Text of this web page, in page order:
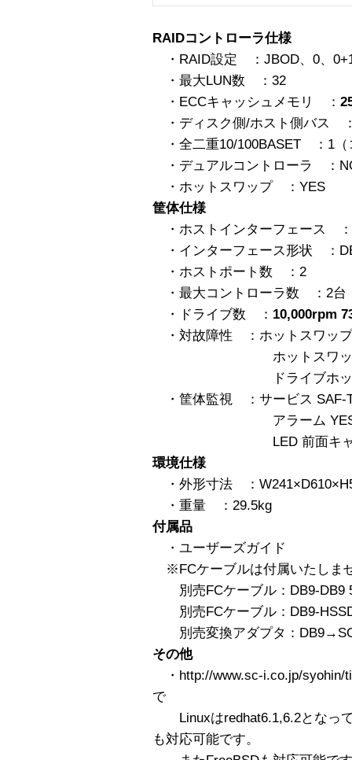
RAIDコントローラ仕様
・RAID設定 ：JBOD、0、
・最大LUN数 ：32
・ECCキャッシュメモリ ：
・ディスク側/ホスト側バス
・全二重10/100BASET ：1（
・デュアルコントローラ ：
・ホットスワップ ：YES
筐体仕様
・ホストインターフェース
・インターフェース形状 ：
・ホストポート数 ：2
・最大コントローラ数 ：2台
・ドライブ数 ： 10,000rpm
・対故障性 ：ホットスワッ
ホットスワップフ
ドライブホットス
・筐体監視 ：サービス SAF-
アラーム
LED 前面キャニス
環境仕様
・外形寸法 ：
・重量 ：29.5kg
付属品
・ユーザーズガイド
※FCケーブルは付属いたしま
別売FCケーブル：DB9-DB9
別売FCケーブル：DB9-
別売変換アダプタ：DB9→SC
その他
・http://www.sc-i.co.jp/syohin/
で
Linuxはredhat6.1,6.2となって
も対応可能です。